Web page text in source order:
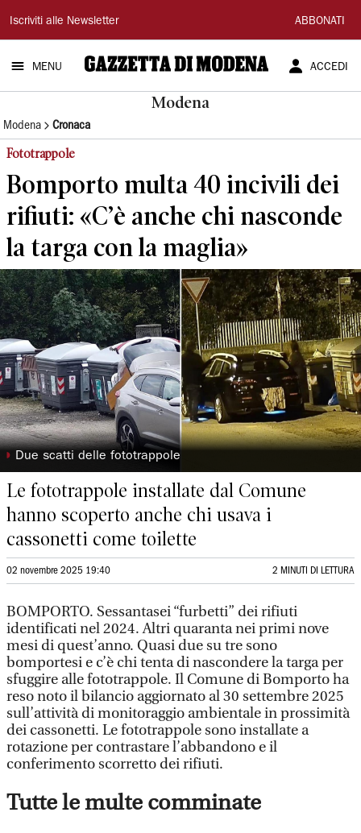
Gazzetta
di
Modena
Iscriviti alle Newsletter ABBONATI
MENU ACCEDI
Modena
Modena Cronaca
Fototrappole
Bomporto multa 40 incivili dei
rifiuti: «C’è anche chi nasconde
la targa con la maglia»
◗ Due scatti delle fototrappole
Le fototrappole installate dal Comune
hanno scoperto anche chi usava i
cassonetti come toilette
02 novembre 2025 19:40 2 MINUTI DI LETTURA
BOMPORTO. Sessantasei “furbetti” dei rifiuti
identificati nel 2024. Altri quaranta nei primi nove
mesi di quest’anno. Quasi due su tre sono
bomportesi e c’è chi tenta di nascondere la targa per
sfuggire alle fototrappole. Il Comune di Bomporto ha
reso noto il bilancio aggiornato al 30 settembre 2025
sull’attività di monitoraggio ambientale in prossimità
dei cassonetti. Le fototrappole sono installate a
rotazione per contrastare l’abbandono e il
conferimento scorretto dei rifiuti.
Tutte le multe comminate